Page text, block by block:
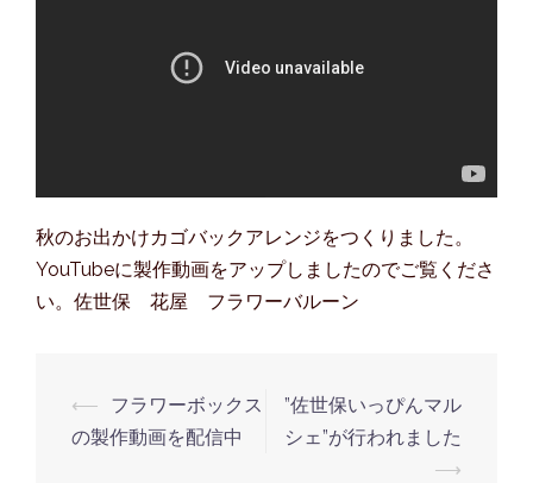
秋のお出かけカゴバックアレンジをつくりました。
YouTubeに製作動画をアップしましたのでご覧くださ
い。佐世保 花屋 フラワーバルーン
投
稿
⟵
フラワーボックス
の製作動画を配信中
”佐世保いっぴんマル
シェ”が行われました
⟶